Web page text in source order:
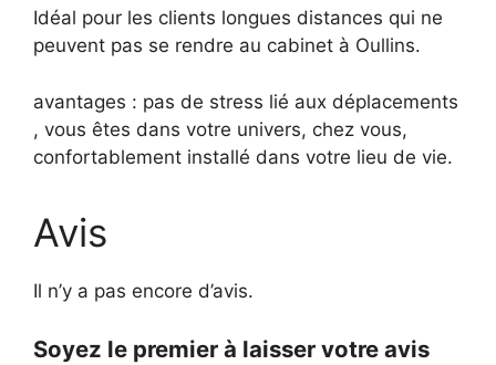
Idéal pour les clients longues distances qui ne
peuvent pas se rendre au cabinet à Oullins.
avantages : pas de stress lié aux déplacements
, vous êtes dans votre univers, chez vous,
confortablement installé dans votre lieu de vie.
Avis
Il n’y a pas encore d’avis.
Soyez le premier à laisser votre avis